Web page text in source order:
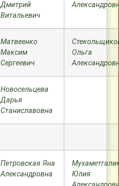
Дмитрий
Витальевич
Матвеенко
Максим
Сергеевич
Ольга
Новосельцева
Дарья
Станиславовна
Петровская Яна
Александровна
Юлия